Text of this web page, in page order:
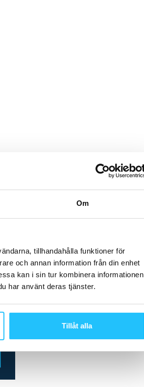
Om
tillhandahålla funktioner för
och annan information från din enhet
kan i sin tur kombinera informationen
har använt deras tjänster.
Tillåt alla
,